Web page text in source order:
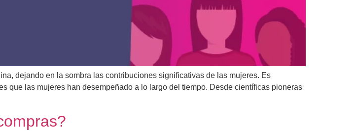
dejando en la sombra las contribuciones significativas de las mujeres. Es
que las mujeres han desempeñado a lo largo del tiempo. Desde científicas pioneras